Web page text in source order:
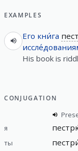
EXAMPLES
Его кни́га
His book is
CONJUGATION
я
ты